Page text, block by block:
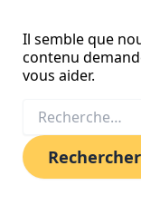
Il semble que
contenu
vous aider.